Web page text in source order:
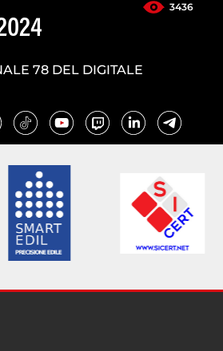
3436
78 DEL DIGITALE